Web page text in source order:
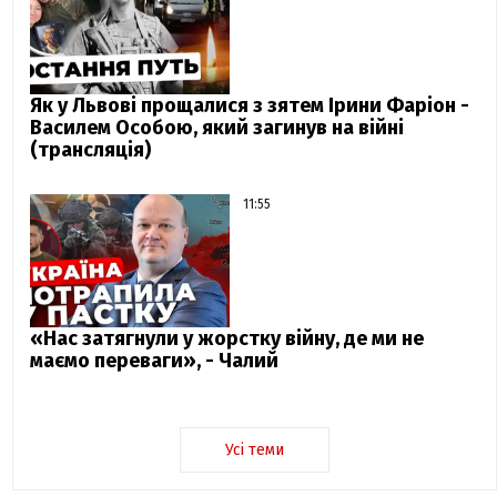
Як у Львові прощалися з зятем Ірини Фаріон -
Василем Особою, який загинув на війні
(трансляція)
11:55
«Нас затягнули у жорстку війну, де ми не
маємо переваги», - Чалий
Усі теми